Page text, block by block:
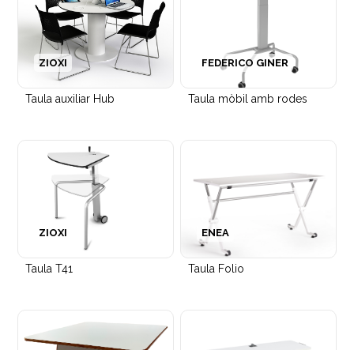
Taula auxiliar Hub
ZIOXI
Taula mòbil amb rodes
FEDERICO GINER
Taula T41
ZIOXI
Taula Folio
ENEA